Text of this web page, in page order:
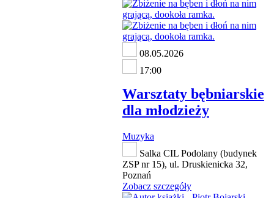
08.05.2026
17:00
Warsztaty bębniarskie
dla młodzieży
Muzyka
Salka CIL Podolany (budynek
ZSP nr 15), ul. Druskienicka 32,
Poznań
Zobacz szczegóły